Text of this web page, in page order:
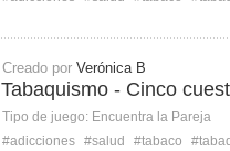
Creado por Verónica B
Tabaquismo - Cinco
Tipo de juego: Encuentra la Pareja
#adicciones #salud #tabaco